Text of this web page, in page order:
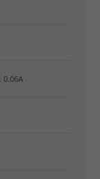
0.06A